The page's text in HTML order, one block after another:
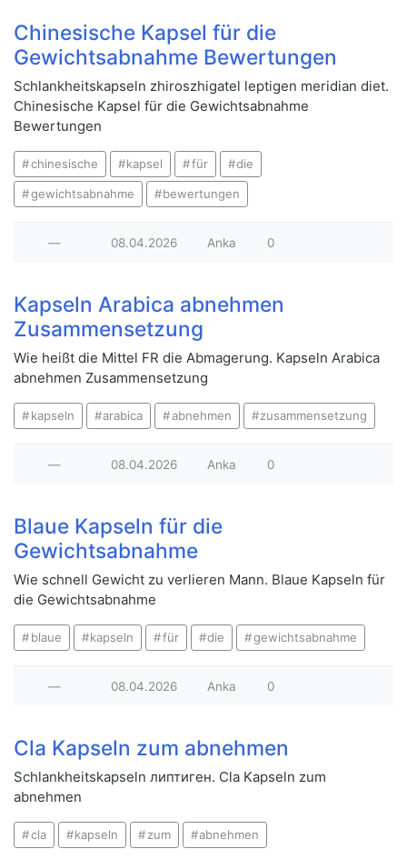
Chinesische Kapsel für die
Gewichtsabnahme Bewertungen
Schlankheitskapseln zhiroszhigatel leptigen meridian diet.
Chinesische Kapsel für die Gewichtsabnahme
Bewertungen
chinesische kapsel für die
gewichtsabnahme bewertungen
— 08.04.2026 Anka 0
Kapseln Arabica abnehmen
Zusammensetzung
Wie heißt die Mittel FR die Abmagerung. Kapseln Arabica
abnehmen Zusammensetzung
kapseln arabica abnehmen zusammensetzung
— 08.04.2026 Anka 0
Blaue Kapseln für die
Gewichtsabnahme
Wie schnell Gewicht zu verlieren Mann. Blaue Kapseln für
die Gewichtsabnahme
blaue kapseln für die gewichtsabnahme
— 08.04.2026 Anka 0
Cla Kapseln zum abnehmen
Schlankheitskapseln липтиген. Cla Kapseln zum
abnehmen
cla kapseln zum abnehmen